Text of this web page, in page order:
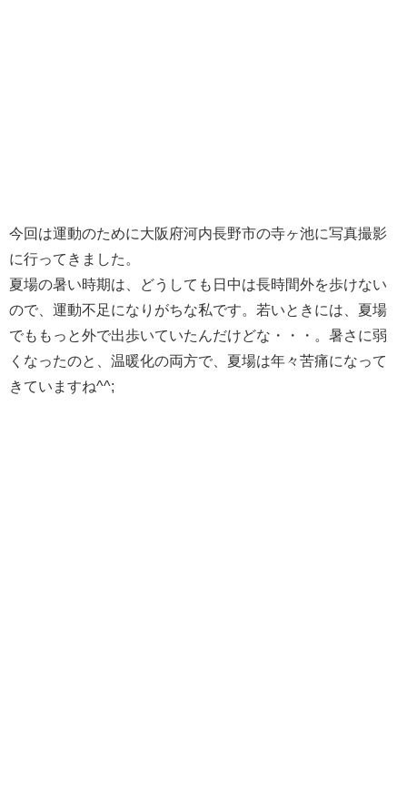
今回は運動のために大阪府河内長野市の寺ヶ池に写真撮影
に行ってきました。
夏場の暑い時期は、どうしても日中は長時間外を歩けない
ので、運動不足になりがちな私です。若いときには、夏場
でももっと外で出歩いていたんだけどな・・・。暑さに弱
くなったのと、温暖化の両方で、夏場は年々苦痛になって
きていますね^^;